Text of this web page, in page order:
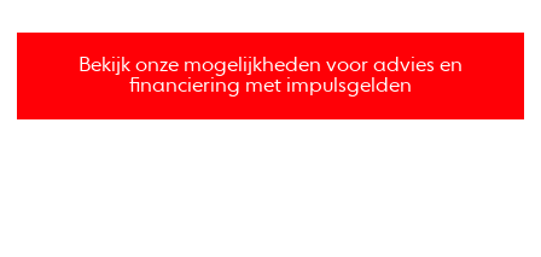
Bekijk onze mogelijkheden voor advies en
financiering met impulsgelden